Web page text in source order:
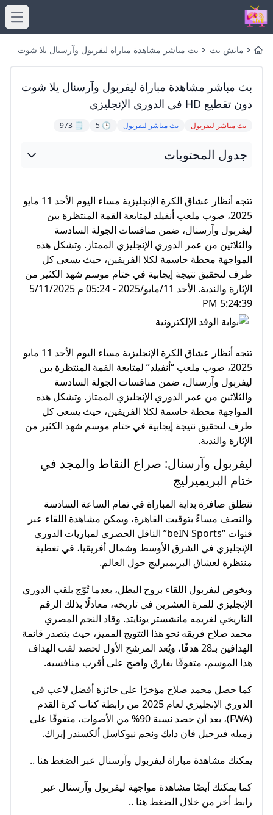
Homeماتش بث
بث مباشر مشاهدة مباراة ليفربول وآرسنال يلا شوت
بث مباشر مشاهدة مباراة ليفربول وآرسنال يلا شوت
دون تقطيع HD في الدوري الإنجليزي
بث مباشر ليفربول بث مباشر ليفربول 🕒 5
🗒️ 973
جدول المحتويات
تتجه أنظار عشاق الكرة الإنجليزية مساء اليوم الأحد 11 مايو
2025، صوب ملعب أنفيلد لمتابعة القمة المنتظرة بين
ليفربول وآرسنال، ضمن منافسات الجولة السادسة
والثلاثين من عمر الدوري الإنجليزي الممتاز. وتشكل هذه
المواجهة محطة حاسمة لكلا الفريقين، حيث يسعى كل
طرف لتحقيق نتيجة إيجابية في ختام موسم شهد الكثير من
الإثارة والندية. الأحد 11/مايو/2025 - 05:24 م 5/11/2025
5:24:39 PM
تتجه أنظار عشاق الكرة الإنجليزية مساء اليوم الأحد 11 مايو
2025، صوب ملعب “أنفيلد” لمتابعة القمة المنتظرة بين
ليفربول وآرسنال، ضمن منافسات الجولة السادسة
والثلاثين من عمر الدوري الإنجليزي الممتاز. وتشكل هذه
المواجهة محطة حاسمة لكلا الفريقين، حيث يسعى كل
طرف لتحقيق نتيجة إيجابية في ختام موسم شهد الكثير من
الإثارة والندية.
ليفربول وآرسنال: صراع النقاط والمجد في
ختام البريميرليج
تنطلق صافرة بداية المباراة في تمام الساعة السادسة
والنصف مساءً بتوقيت القاهرة، ويمكن مشاهدة اللقاء عبر
قنوات “beIN Sports” الناقل الحصري لمباريات الدوري
الإنجليزي في الشرق الأوسط وشمال أفريقيا، في تغطية
منتظرة لعشاق البريميرليج حول العالم.
ويخوض ليفربول اللقاء بروح البطل، بعدما تُوّج بلقب الدوري
الإنجليزي للمرة العشرين في تاريخه، معادلًا بذلك الرقم
التاريخي لغريمه مانشستر يونايتد. وقاد النجم المصري
محمد صلاح فريقه نحو هذا التتويج المميز، حيث يتصدر قائمة
الهدافين بـ28 هدفًا، ويُعد المرشح الأول لحصد لقب الهداف
هذا الموسم، متفوقًا بفارق واضح على أقرب منافسيه.
كما حصل محمد صلاح مؤخرًا على جائزة أفضل لاعب في
الدوري الإنجليزي لعام 2025 من رابطة كتاب كرة القدم
(FWA)، بعد أن حصد نسبة 90% من الأصوات، متفوقًا على
زميله فيرجيل فان دايك ونجم نيوكاسل ألكسندر إيزاك.
يمكنك مشاهدة مباراة ليفربول وآرسنال عبر الضغط هنا ..
كما يمكنك أيضًا مشاهدة مواجهة ليفربول وآرسنال عبر
رابط أخر من خلال الضغط هنا ..